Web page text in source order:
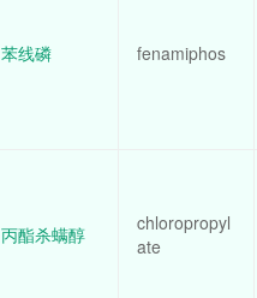
苯线磷 fenamiphos
丙酯杀螨醇
chloropropyl
ate